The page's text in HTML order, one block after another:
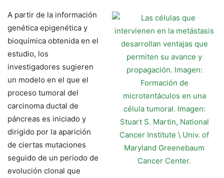
A partir de la información
genética epigenética y
bioquímica obtenida en el
estudio, los
investigadores sugieren
un modelo en el que el
proceso tumoral del
carcinoma ductal de
páncreas es iniciado y
dirigido por la aparición
de ciertas mutaciones
seguido de un periodo de
evolución clonal que